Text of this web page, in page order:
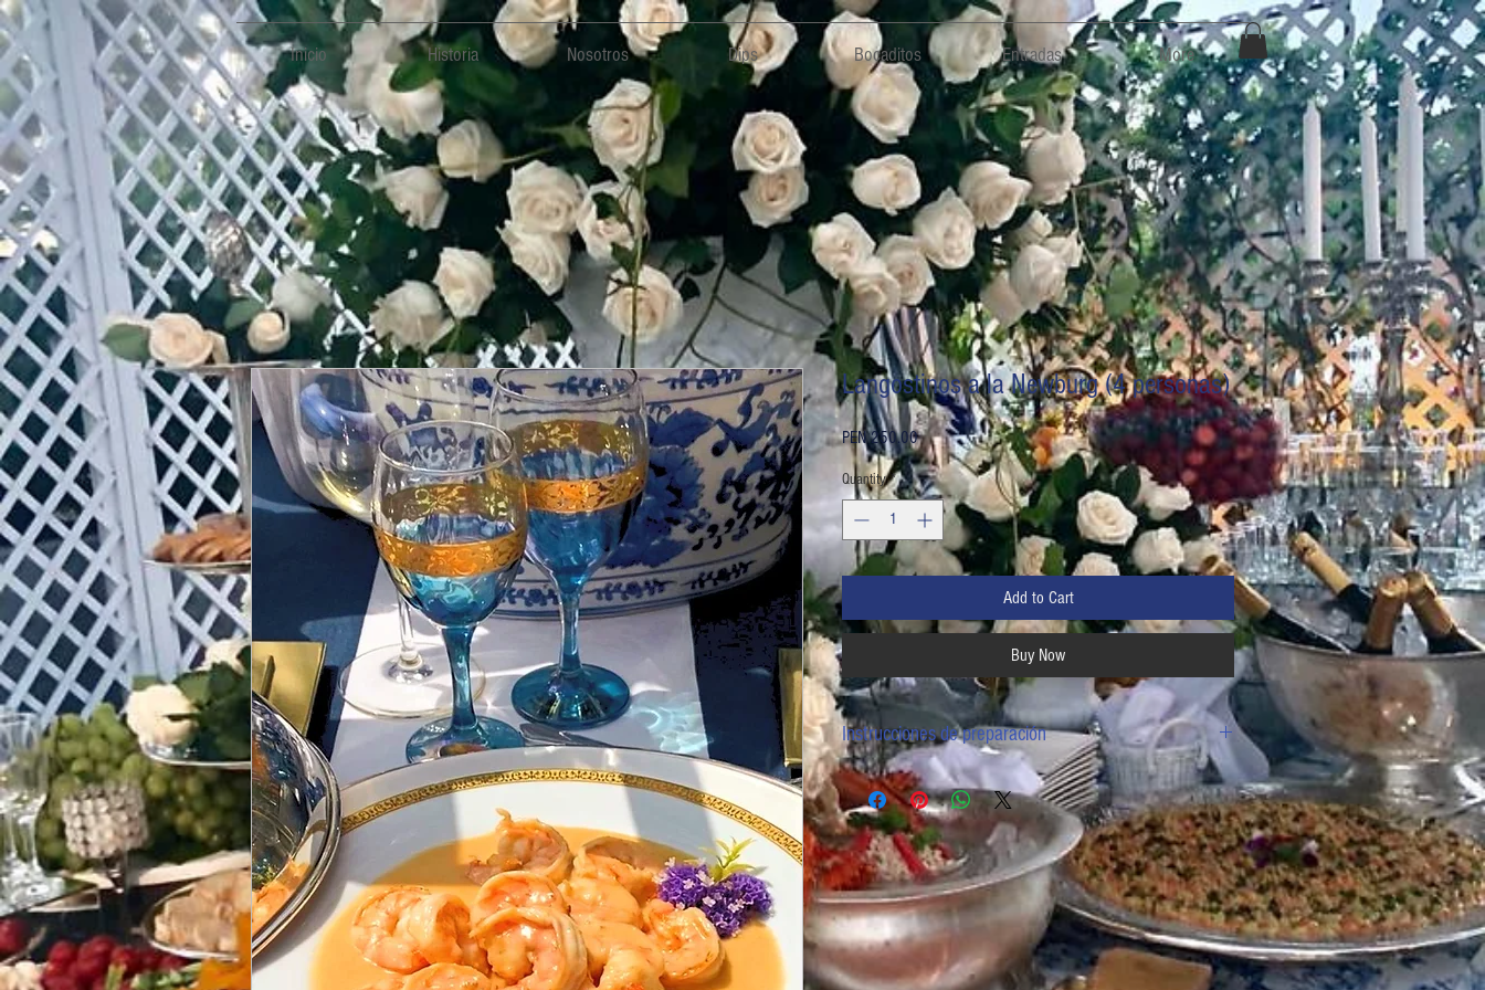
Inicio Historia Nosotros Dips Bocaditos Entradas More
Langostinos a la Newburg (4 personas)
PEN 250.00Price
Quantity *
Add to Cart
Buy Now
Instrucciones de preparación
Descongelar de manera natural por unas horas. Colocar las bolsas SIN
ABRIR en una olla de agua hirviendo, a fuego medio por 10 minutos,
abrir con una tijera y servir.
En microondas: SACAR DE LA BOLSA y colocar en un cuenco/tazón con
tapa. Calentar por unos minutos en “recalentamiento automático”